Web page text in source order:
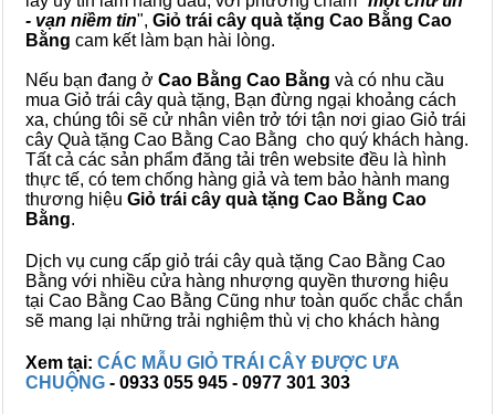
- vạn niềm tin", Giỏ trái cây quà tặng Cao Bằng Cao
Bằng cam kết làm bạn hài lòng.
Nếu bạn đang ở Cao Bằng Cao Bằng và có nhu cầu
mua Giỏ trái cây quà tặng, Bạn đừng ngại khoảng cách
xa, chúng tôi sẽ cử nhân viên trở tới tận nơi giao Giỏ trái
cây Quà tặng Cao Bằng Cao Bằng cho quý khách hàng.
Tất cả các sản phẩm đăng tải trên website đều là hình
thực tế, có tem chống hàng giả và tem bảo hành mang
thương hiệu Giỏ trái cây quà tặng Cao Bằng Cao
Bằng.
Dịch vụ cung cấp giỏ trái cây quà tặng Cao Bằng Cao
Bằng với nhiều cửa hàng nhượng quyền thương hiệu
tại Cao Bằng Cao Bằng Cũng như toàn quốc chắc chắn
sẽ mang lại những trải nghiệm thù vị cho khách hàng
Xem tại: CÁC MẪU GIỎ TRÁI CÂY ĐƯỢC ƯA
CHUỘNG - 0933 055 945 - 0977 301 303